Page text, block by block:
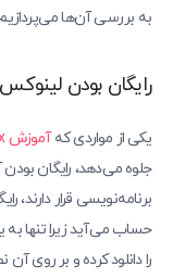
به بررسی آن‌ها
رایگان بودن لینوکس
یکی از مواردی کهآموزش Linux
جلوه می‌دهد، رایگان
برنامه‌نویسی قرار
حساب می‌آید زیرا تنها به
را دانلود کرده و بر روی